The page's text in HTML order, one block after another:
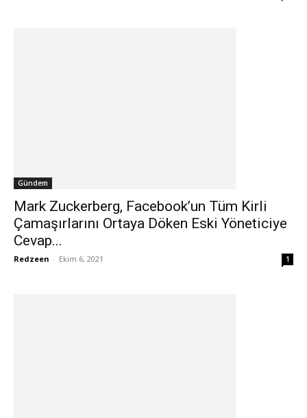
Gündem
Mark Zuckerberg, Facebook’un Tüm Kirli
Çamaşırlarını Ortaya Döken Eski Yöneticiye
Cevap...
Redzeen - Ekim 6, 2021 1